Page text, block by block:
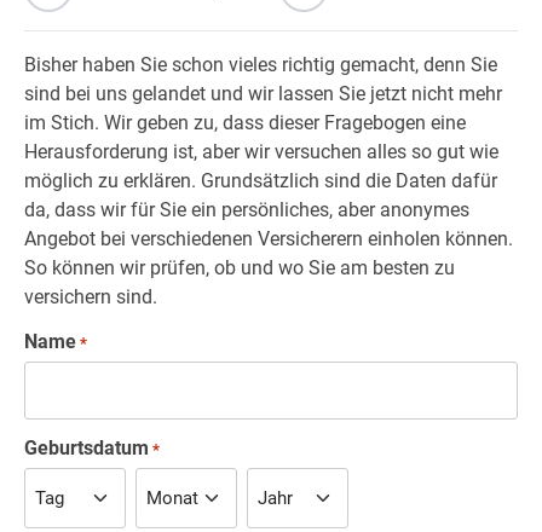
Bisher haben Sie schon vieles richtig gemacht, denn Sie
sind bei uns gelandet und wir lassen Sie jetzt nicht mehr
im Stich. Wir geben zu, dass dieser Fragebogen eine
Herausforderung ist, aber wir versuchen alles so gut wie
möglich zu erklären. Grundsätzlich sind die Daten dafür
da, dass wir für Sie ein persönliches, aber anonymes
Angebot bei verschiedenen Versicherern einholen können.
So können wir prüfen, ob und wo Sie am besten zu
versichern sind.
Name *
Geburtsdatum *